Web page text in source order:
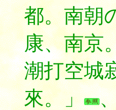
都。南朝
康、南京
潮打空城
來。」